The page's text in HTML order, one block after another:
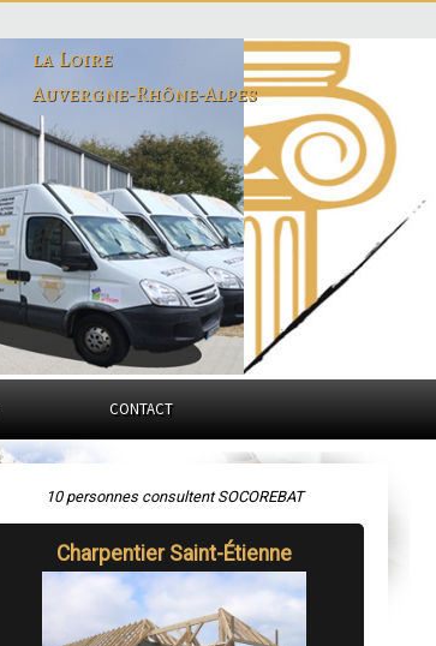
la Loire
Auvergne-Rhône-Alpes
CONTACT
10 personnes consultent SOCOREBAT
Charpentier Saint-Étienne